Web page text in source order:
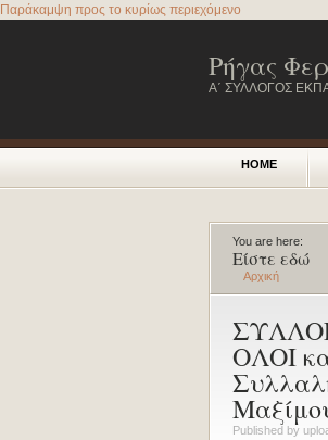
Παράκαμψη προς το κυρίως περιεχόμενο
Ρήγας
Α΄ ΣΥΛΛΟΓΟΣ
HOME
You are here:
Είστε εδώ
Αρχική
ΟΛΟΙ
Published by